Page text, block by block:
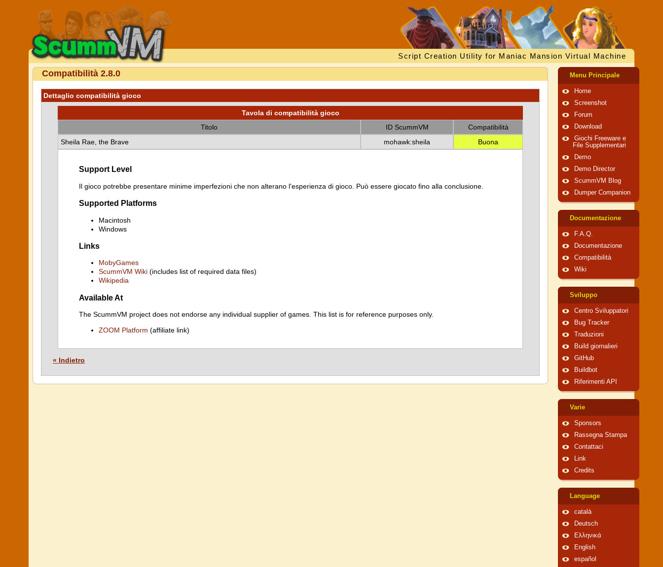
Script Creation Utility for Maniac Mansion Virtual Machine
Compatibilità 2.8.0
Dettaglio compatibilità gioco
Tavola di compatibilità gioco
Titolo
ID ScummVM
Compatibilità
Sheila Rae, the Brave
mohawk:sheila Buona
Support Level
Il gioco potrebbe presentare minime imperfezioni che non alterano l'esperienza di gioco. Può essere giocato fino alla conclusione.
Supported Platforms
Macintosh
Windows
Links
MobyGames
ScummVM Wiki (includes list of required data files)
Wikipedia
Available At
The ScummVM project does not endorse any individual supplier of games. This list is for reference purposes only.
ZOOM Platform (affiliate link)
« Indietro
Menu Principale
Home
Screenshot
Forum
Download
Giochi Freeware e
File Supplementari
Demo
Demo Director
ScummVM Blog
Dumper Companion
Documentazione
F.A.Q.
Documentazione
Compatibilità
Wiki
Sviluppo
Centro Sviluppatori
Bug Tracker
Traduzioni
Build giornalieri
GitHub
Buildbot
Riferimenti API
Varie
Sponsors
Rassegna Stampa
Contattaci
Link
Credits
Language
català
Deutsch
Ελληνικά
English
español